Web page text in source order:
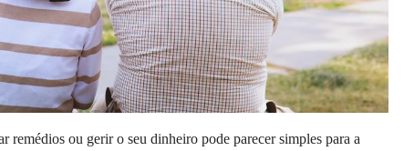
remédios ou gerir o seu dinheiro pode parecer simples para a